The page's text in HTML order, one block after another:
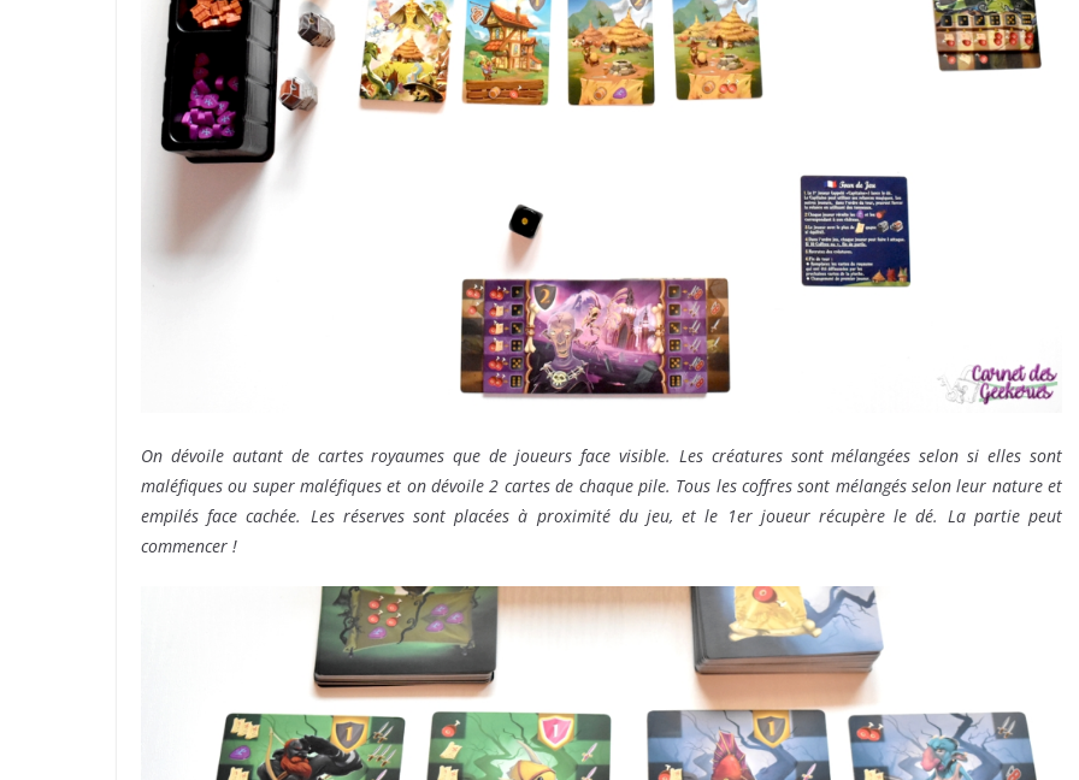
On dévoile autant de cartes royaumes que de joueurs face visible. Les créatures sont mélangées selon si elles sont
maléfiques ou super maléfiques et on dévoile 2 cartes de chaque pile. Tous les coffres sont mélangés selon leur nature et
empilés face cachée. Les réserves sont placées à proximité du jeu, et le 1er joueur récupère le dé. La partie peut
commencer !